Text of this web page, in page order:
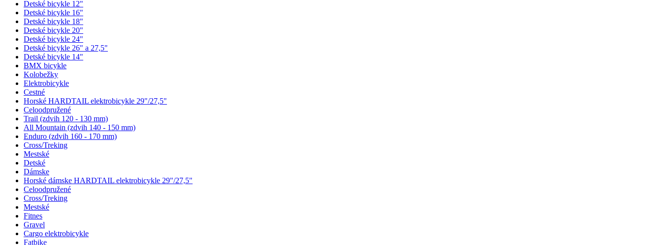
Detské bicykle 12"
Detské bicykle 16"
Detské bicykle 18"
Detské bicykle 20"
Detské bicykle 24"
Detské bicykle 26" a 27,5"
Detské bicykle 14"
BMX bicykle
Kolobežky
Elektrobicykle
Cestné
Horské HARDTAIL elektrobicykle 29"/27,5"
Celoodpružené
Trail (zdvih 120 - 130 mm)
All Mountain (zdvih 140 - 150 mm)
Enduro (zdvih 160 - 170 mm)
Cross/Treking
Mestské
Detské
Dámske
Horské dámske HARDTAIL elektrobicykle 29"/27,5"
Celoodpružené
Cross/Treking
Mestské
Fitnes
Gravel
Cargo elektrobicykle
Fatbike